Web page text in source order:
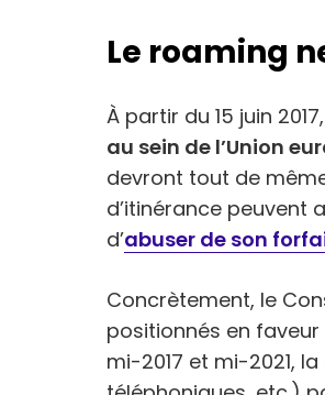
Le roaming
À partir du 15 juin
au sein de l’Union
devront tout de
d’itinérance peuvent
d’abuser de son
Concrètement, le
positionnés en
mi-2017 et mi-2021,